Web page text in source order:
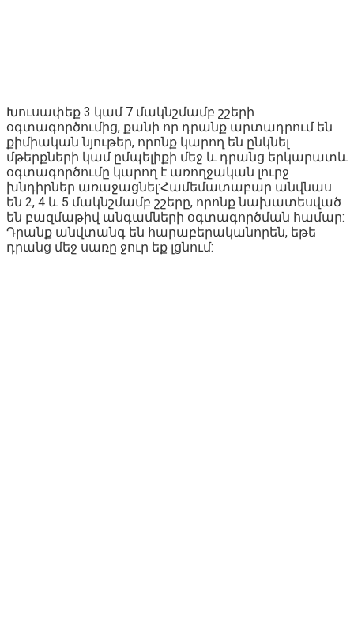
Խուսափեք 3 կամ 7 մակնշմամբ շշերի
օգտագործումից, քանի որ դրանք արտադրում են
քիմիական նյութեր, որոնք կարող են ընկնել
մթերքների կամ ըմպելիքի մեջ և դրանց երկարատև
օգտագործումը կարող է առողջական լուրջ
խնդիրներ առաջացնել:Համեմատաբար անվնաս
են 2, 4 և 5 մակնշմամբ շշերը, որոնք նախատեսված
են բազմաթիվ անգամների օգտագործման համար:
Դրանք անվտանգ են հարաբերականորեն, եթե
դրանց մեջ սառը ջուր եք լցնում: